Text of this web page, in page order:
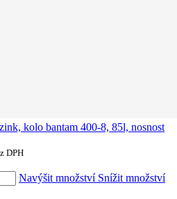
kolo bantam 400-8, 85l, nosnost
DPH
Navýšit množství Snížit množství